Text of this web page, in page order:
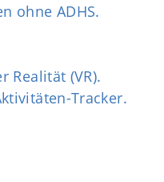
ohne ADHS.
(VR).
Tracker.